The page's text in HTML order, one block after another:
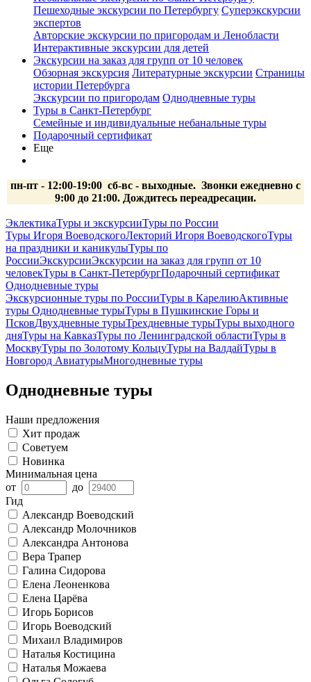
Пешеходные экскурсии по Петербургу Суперэкскурсии
экспертов
Авторские экскурсии по пригородам и Ленобласти
Интерактивные экскурсии для детей
Экскурсии на заказ для групп от 10 человек
Обзорная экскурсия Литературные экскурсии Страницы
истории Петербурга
Экскурсии по пригородам Однодневные туры
Туры в Санкт-Петербург
Семейные и индивидуальные небанальные туры
Подарочный сертификат
Еще
пн-пт - 12:00-19:00 сб-вс - выходные. Звонки ежедневно с
9:00 до 21:00. Дождитесь переадресации.
ЭклектикаТуры и экскурсииТуры по России
Туры Игоря ВоеводскогоЛекторий Игоря ВоеводскогоТуры
на праздники и каникулыТуры по
РоссииЭкскурсииЭкскурсии на заказ для групп от 10
человекТуры в Санкт-ПетербургПодарочный сертификат
Однодневные туры
Экскурсионные туры по РоссииТуры в КарелиюАктивные
туры Однодневные турыТуры в Пушкинские Горы и
ПсковДвухдневные турыТрехдневные турыТуры выходного
дняТуры на КавказТуры по Ленинградской областиТуры в
МосквуТуры по Золотому КольцуТуры на ВалдайТуры в
Новгород АвиатурыМногодневные туры
Однодневные туры
Наши предложения
Хит продаж
Советуем
Новинка
Минимальная цена
от
до
Гид
Александр Воеводский
Александр Молочников
Александра Антонова
Вера Трапер
Галина Сидорова
Елена Леоненкова
Елена Царёва
Игорь Борисов
Игорь Воеводский
Михаил Владимиров
Наталья Костицина
Наталья Можаева